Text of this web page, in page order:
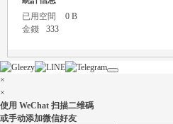
已用空間
0 B
金錢
333
×
×
使用 WeChat 扫描二维碼
或手动添加微信好友